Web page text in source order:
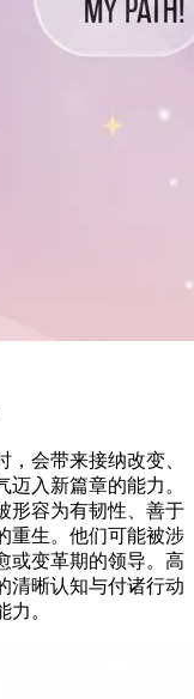
会带来接纳改变、
入新篇章的能力。
形容为有韧性、善于
重生。他们可能被涉
变革期的领导。高
清晰认知与付诸行动
。